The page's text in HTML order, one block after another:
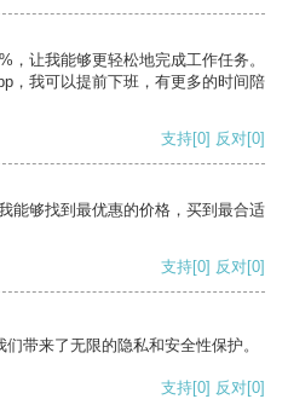
，让我能够更轻松地完成工作任务。
，我可以提前下班，有更多的时间陪
支持[0] 反对[0]
能够找到最优惠的价格，买到最合适
支持[0] 反对[0]
带来了无限的隐私和安全性保护。
支持[0] 反对[0]